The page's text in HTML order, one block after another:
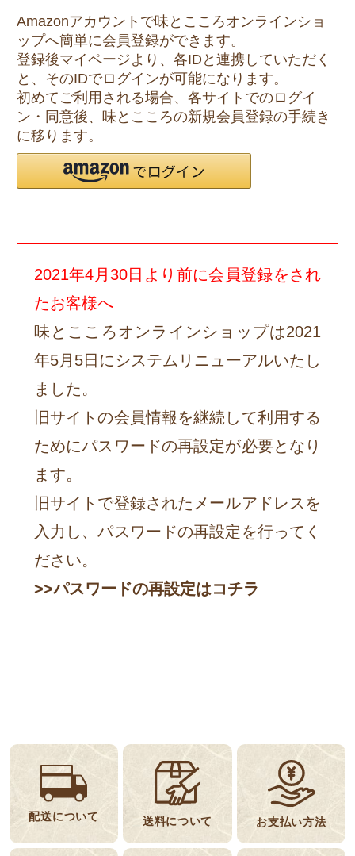
Amazonアカウントで味とこころオンラインショ
ップへ簡単に会員登録ができます。
登録後マイページより、各IDと連携していただく
と、そのIDでログインが可能になります。
初めてご利用される場合、各サイトでのログイ
ン・同意後、味とこころの新規会員登録の手続き
に移ります。
2021年4月30日より前に会員登録をされ
たお客様へ
味とこころオンラインショップは2021
年5月5日にシステムリニューアルいたし
ました。
旧サイトの会員情報を継続して利用する
ためにパスワードの再設定が必要となり
ます。
旧サイトで登録されたメールアドレスを
入力し、パスワードの再設定を行ってく
ださい。
>>パスワードの再設定はコチラ
配送について 送料について お支払い方法